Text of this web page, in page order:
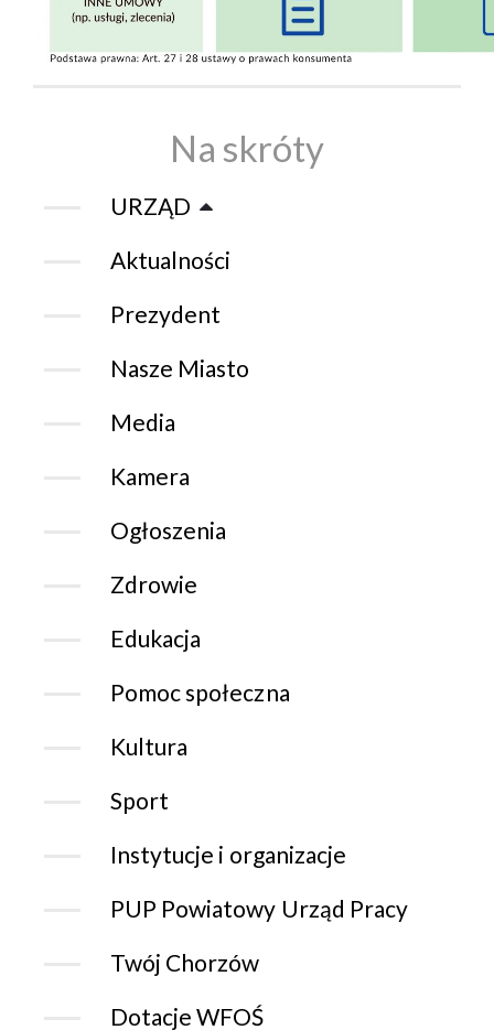
Na skróty
URZĄD
Aktualności
Prezydent
Nasze Miasto
Media
Kamera
Ogłoszenia
Zdrowie
Edukacja
Pomoc społeczna
Kultura
Sport
Instytucje i organizacje
PUP Powiatowy Urząd Pracy
Twój Chorzów
Dotacje WFOŚ